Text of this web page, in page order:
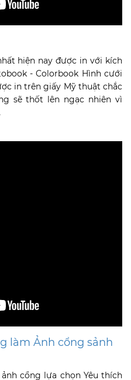
hiện nay được in với kích
- Colorbook Hình cưới
in trên giấy Mỹ thuật chắc
sẽ thốt lên ngạc nhiên vì
làm Ảnh cổng sảnh
cổng lựa chọn Yêu thích